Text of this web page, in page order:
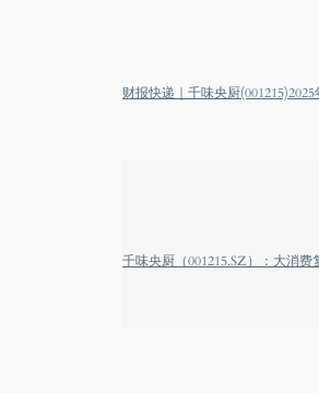
财报快递｜千味央厨
千味央厨（001215.SZ）：大消